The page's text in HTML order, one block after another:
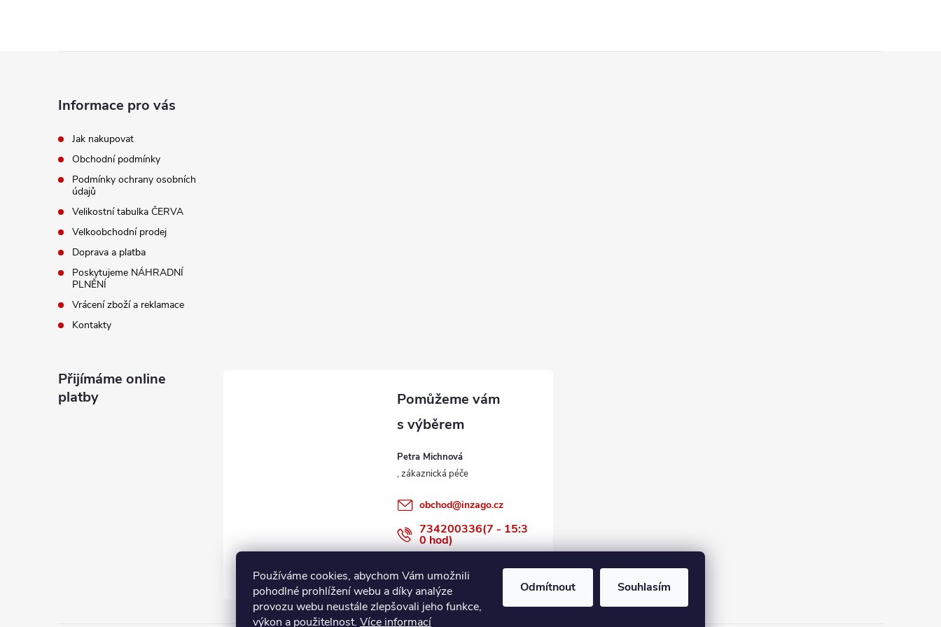
Používáme cookies, abychom Vám umožnili
pohodlné prohlížení webu a díky analýze
provozu webu neustále zlepšovali jeho funkce,
výkon a použitelnost. Více informací
Odmítnout Souhlasím
Informace pro vás
Jak nakupovat
Obchodní podmínky
Podmínky ochrany osobních
údajů
Velikostní tabulka ČERVA
Velkoobchodní prodej
Doprava a platba
Poskytujeme NÁHRADNÍ
PLNĚNÍ
Vrácení zboží a reklamace
Kontakty
Přijímáme online
platby
Petra Michnová
obchod@inzago.cz
734200336(7 - 15:3
0 hod)